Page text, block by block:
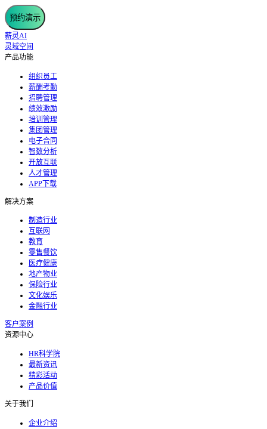
预约演示
薪灵AI
灵域空间
产品功能
组织员工
薪酬考勤
招聘管理
绩效激励
培训管理
集团管理
电子合同
智数分析
开放互联
人才管理
APP下载
解决方案
制造行业
互联网
教育
零售餐饮
医疗健康
地产物业
保险行业
文化娱乐
金融行业
客户案例
资源中心
HR科学院
最新资讯
精彩活动
产品价值
关于我们
企业介绍